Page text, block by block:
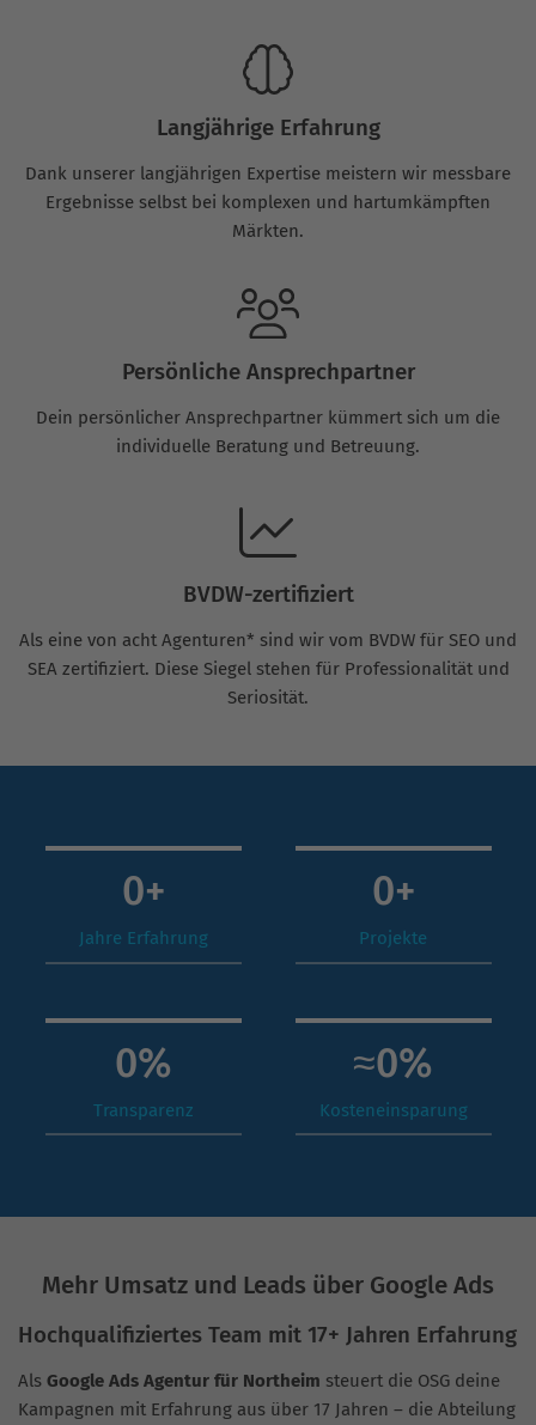
Langjährige Erfahrung
Dank unserer langjährigen Expertise meistern wir messbare
Ergebnisse selbst bei komplexen und hartumkämpften
Märkten.
Persönliche Ansprechpartner
Dein persönlicher Ansprechpartner kümmert sich um die
individuelle Beratung und Betreuung.
BVDW-zertifiziert
Als eine von acht Agenturen* sind wir vom BVDW für SEO und
SEA zertifiziert. Diese Siegel stehen für Professionalität und
Seriosität.
0+
Jahre Erfahrung
0+
Projekte
0%
Transparenz
≈0%
Kosteneinsparung
Mehr Umsatz und Leads über Google Ads
Hochqualifiziertes Team mit 17+ Jahren Erfahrung
Als Google Ads Agentur für Northeim steuert die OSG deine
Kampagnen mit Erfahrung aus über 17 Jahren – die Abteilung